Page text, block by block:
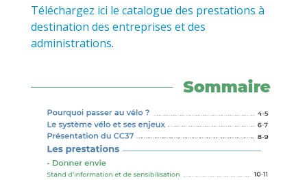
Téléchargez ici le catalogue des prestations à
destination des entreprises et des
administrations.